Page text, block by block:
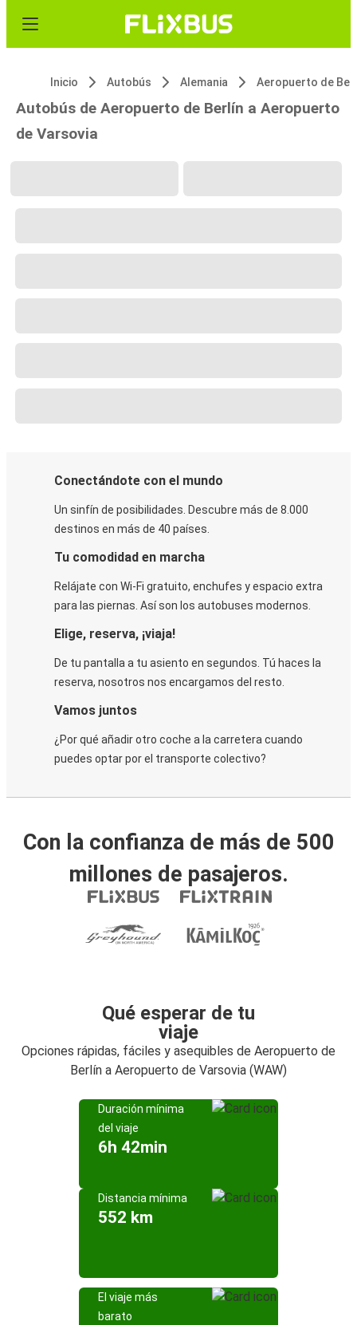
Inicio Autobús Alemania Aeropuerto de
Autobús de Aeropuerto de Berlín a Aeropuerto
de Varsovia
Conectándote con el mundo
Un sinfín de posibilidades. Descubre más de 8.000
destinos en más de 40 países.
Tu comodidad en marcha
Relájate con Wi-Fi gratuito, enchufes y espacio extra
para las piernas. Así son los autobuses modernos.
Elige, reserva, ¡viaja!
De tu pantalla a tu asiento en segundos. Tú haces la
reserva, nosotros nos encargamos del resto.
Vamos juntos
¿Por qué añadir otro coche a la carretera cuando
puedes optar por el transporte colectivo?
Con la confianza de más de 500
millones de pasajeros.
Qué esperar de tu
viaje
Opciones rápidas, fáciles y asequibles de Aeropuerto de
Berlín a Aeropuerto de Varsovia (WAW)
Duración mínima
del viaje
6h 42min
Distancia mínima
552 km
El viaje más
barato